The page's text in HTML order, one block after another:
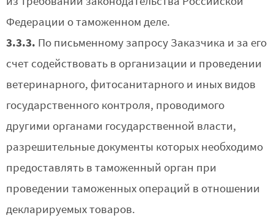
Федерации о таможенном деле.
3.3.3. По письменному запросу Заказчика и за его
счет содействовать в организации и проведении
ветеринарного, фитосанитарного и иных видов
государственного контроля, проводимого
другими органами государственной власти,
разрешительные документы которых необходимо
предоставлять в таможенный орган при
проведении таможенных операций в отношении
декларируемых товаров.